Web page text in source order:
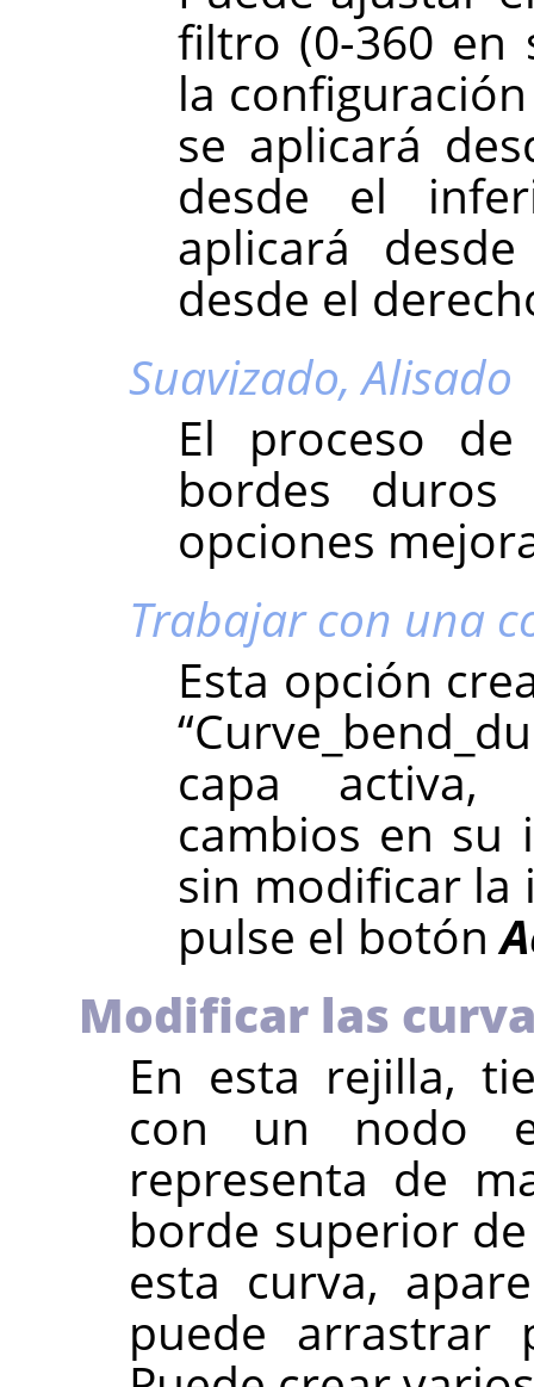
filtro (0-360 en
la
se aplicará
desde el
aplicará
desde el
Suavizado,Alisado
El proceso
bordes duros
opciones
Trabajar con una
Esta opción
“
capa activa,
cambios en su
sin modificar la
pulse el botón
Modificar las
En esta rejilla,
con un nodo
representa de
borde superior
esta curva,
puede arrastrar